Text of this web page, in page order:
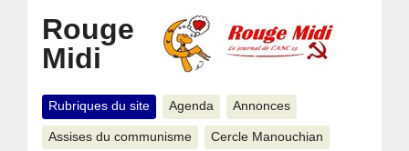
Rouge
Midi
Rubriques du site Agenda Annonces
Assises du communisme Cercle Manouchian